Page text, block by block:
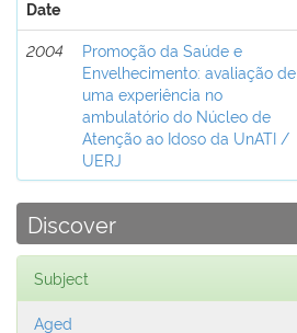
Date
2004
Promoção da Saúde e
Envelhecimento: avaliação de
uma experiência no
ambulatório do Núcleo de
Atenção ao Idoso da UnATI /
UERJ
Discover
Subject
Aged